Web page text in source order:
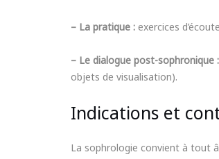
– La pratique : exercices
– Le dialogue post-sophronique :
objets de visualisation).
Indications et
La sophrologie convient à tout